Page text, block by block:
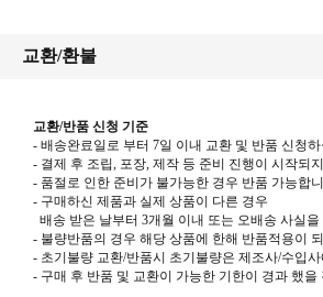
교환/환불
교환/반품 신청 기준
- 배송완료일로 부터 7일 이내 교환 및 반품 신청
- 결제 후 조립, 포장, 제작 등 준비 진행이 시작되
- 품절로 인한 준비가 불가능한 경우 반품 가능합
- 구매하신 제품과 실제 상품이 다른 경우
배송 받은 날부터 3개월 이내 또는 오배송 사실
- 불량반품의 경우 해당 상품에 한해 반품적용이
- 초기불량 교환/반품시 초기불량은 제조사/수입
- 구매 후 반품 및 교환이 가능한 기한이 경과 했을